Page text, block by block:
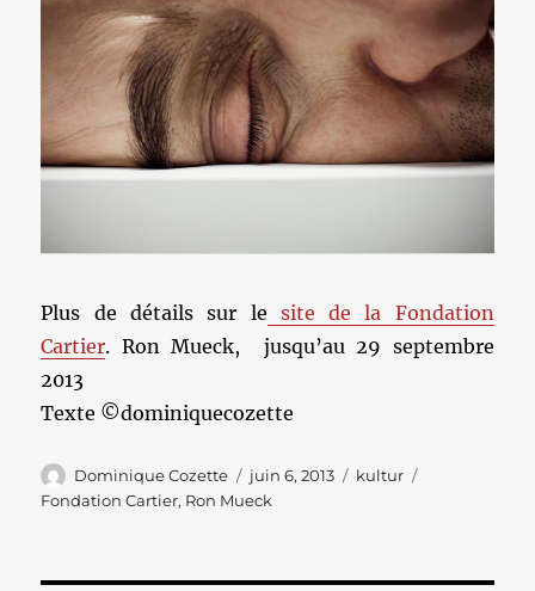
Plus de détails sur le site de la Fondation
Cartier. Ron Mueck, jusqu’au 29 septembre
2013
Texte ©dominiquecozette
Auteur
Dominique Cozette
Publié
le
juin 6, 2013 Catégories
kultur
Fondation Cartier, Ron Mueck